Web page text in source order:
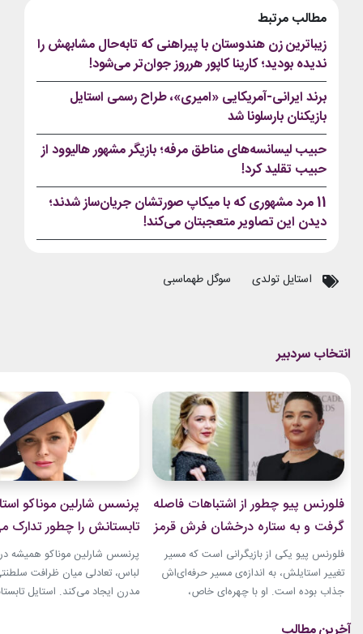
مطالب مرتبط
زیباترین زن هندوستان با پیراهنی که تابه‌حال مشابهش را
ندیده بودید؛ کارینا کاپور هرروز جوان‌تر می‌شود!
برند ایرانی-آمریکایی «امیری»، طراح رسمی استایل
بازیکنان بارسلونا شد
حبیب لیسانسه‌های مناطق مرفه؛ بازیگر مشهور هالیوود از
حبیب تقلید کرد!
11 مرد مشهوری که با میکاپ صورتشان جریان‌ساز شدند؛
دیدن این تصاویر متعجبتان می‌کند!
استایل تولدی سوگل طهماسبی
فلورنس پیو چطور از اشتباهات فاصله
گرفت و به ستاره درخشان فرش قرمز
تبدیل شد؟
فلورنس پیو یکی از بازیگرانی است که مسیر
تغییر استایلش، به اندازه‌ی مسیر حرفه‌ای‌اش
جذاب بوده است. او با چهره‌ای خاص،
دنیای سینما دیده شد؛ اما در سال‌های ابتدایی
پرنسس شارلین موناکو
تابستانش را چطور تدارک
پرنسس شارلین موناکو همیشه
لباس، تعادلی میان ظرافت
مدرن ایجاد می‌کند. استایل